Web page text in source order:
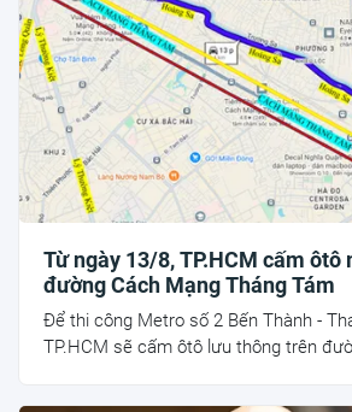
Từ ngày 13/8, TP.HCM cấm
đường Cách Mạng Tháng Tám
Để thi công Metro số 2 Bến Thành -
TP.HCM sẽ cấm ôtô lưu thông trên